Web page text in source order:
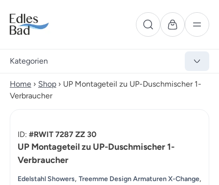
Kategorien
Home › Shop › UP Montageteil zu UP-Duschmischer 1-
Verbraucher
ID: #RWIT 7287 ZZ 30
UP Montageteil zu UP-Duschmischer 1-
Verbraucher
Edelstahl Showers, Treemme Design Armaturen X-Change,